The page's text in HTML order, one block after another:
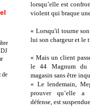
lorsqu’elle est
violent qui braque
« Lorsqu'il tourne
lui son chargeur et le
« Mais un client
le 44 Magnum
magasin sans être
« Le lendemain,
prouver qu’elle
défense, est
, DJ
de